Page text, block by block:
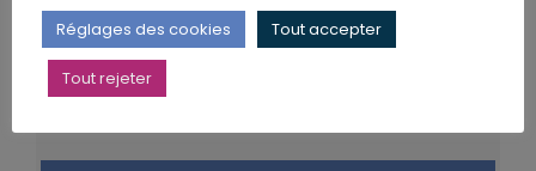
Réglages des cookies Tout accepter
Tout rejeter